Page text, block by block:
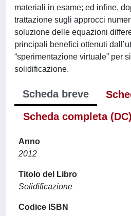
materiali in esame; ed infine,
trattazione sugli approcci
soluzione delle equazioni
principali benefici ottenuti
“sperimentazione virtuale” per
solidificazione.
Scheda breve
Scheda completa (DC)
Anno
2012
Titolo del Libro
Solidificazione
Codice ISBN